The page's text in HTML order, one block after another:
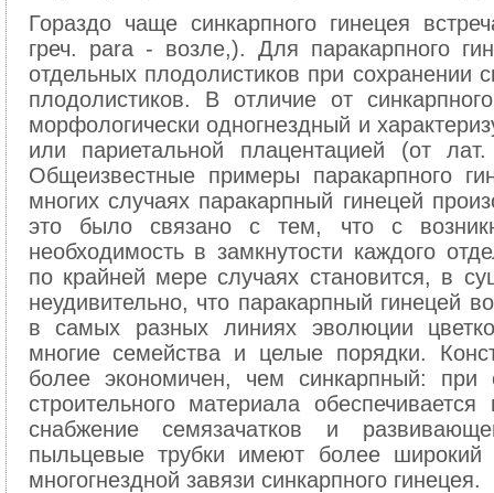
Гораздо чаще синкарпного гинецея
греч. para - возле,). Для паракарпного
отдельных плодолистиков при сохранении
плодолистиков. В отличие от
морфологически одногнездный и
или париетальной плацентацией (от
Общеизвестные примеры паракарпного
многих случаях паракарпный гинецей
это было связано с тем, что с
необходимость в замкнутости каждого
по крайней мере случаях становится, в
неудивительно, что паракарпный гинецей
в самых разных линиях эволюции
многие семейства и целые порядки.
более экономичен, чем синкарпный: при
строительного материала
снабжение семязачатков и
пыльцевые трубки имеют более
многогнездной завязи синкарпного гинецея.